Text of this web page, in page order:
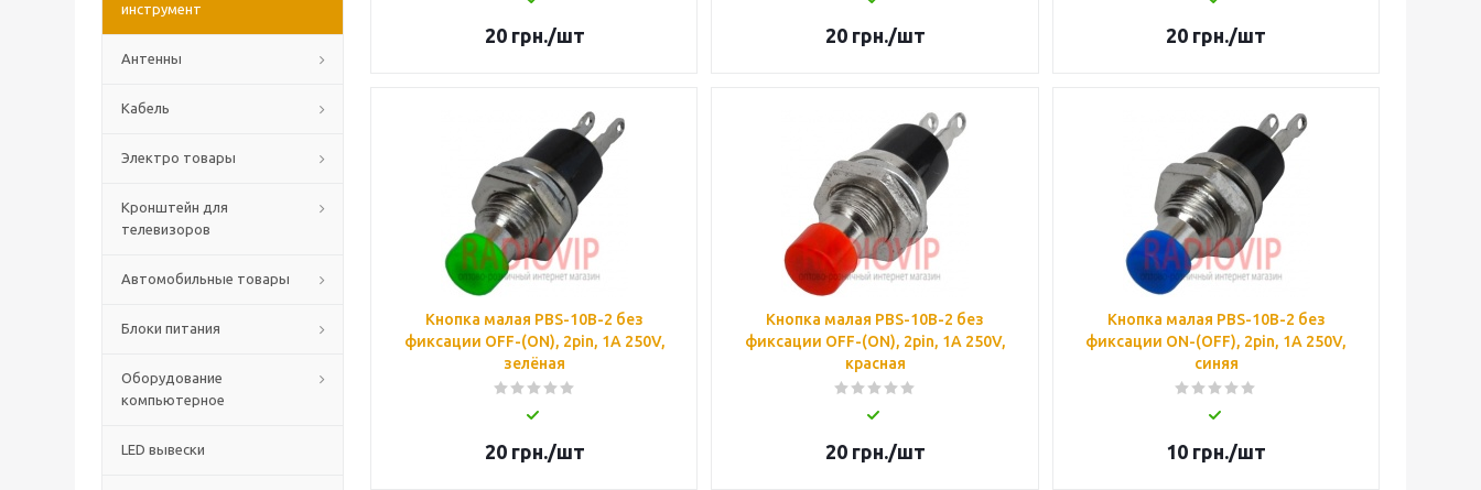
инструмент
Антенны
Кабель
Электро товары
Кронштейн для
телевизоров
Автомобильные товары
Блоки питания
Оборудование
компьютерное
LED вывески
20грн./шт 20грн./шт 20 грн./шт
Кнопка малая PBS-10B-2 без
фиксации OFF-(ON), 2pin, 1А 250V,
зелёная
20грн./шт
Кнопка малая PBS-10B-2 без
фиксации OFF-(ON), 2pin, 1А 250V,
красная
20грн./шт
Кнопка малая PBS-10B-2 без
фиксации ON-(OFF), 2pin, 1А 250V,
синяя
10 грн./шт